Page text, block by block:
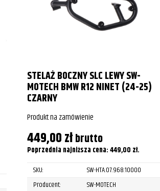
STELAŻ BOCZNY SLC LEWY SW-
MOTECH BMW R12 NINET (24-25)
CZARNY
Produkt na zamówienie
449,00złbrutto
Poprzednia najniższa cena:449,00 zł.
SKU:
SW-HTA.07.968.10000
Producent:
SW-MOTECH